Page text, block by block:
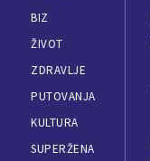
BIZ
ŽIVOT
ZDRAVLJE
PUTOVANJA
KULTURA
SUPERŽENA